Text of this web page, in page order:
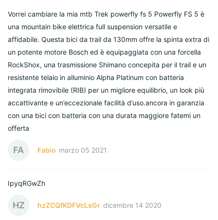
Vorrei cambiare la mia mtb Trek powerfly fs 5 Powerfly FS 5 è
una mountain bike elettrica full suspension versatile e
affidabile. Questa bici da trail da 130mm offre la spinta extra di
un potente motore Bosch ed è equipaggiata con una forcella
RockShox, una trasmissione Shimano concepita per il trail e un
resistente telaio in alluminio Alpha Platinum con batteria
integrata rimovibile (RIB) per un migliore equilibrio, un look più
accattivante e un’eccezionale facilità d’uso.ancora in garanzia
con una bici con batteria con una durata maggiore fatemi un
offerta
FA Fabio marzo 05 2021
IpyqRGwZh
HZ hzZCQfKDFVcLsGr dicembre 14 2020